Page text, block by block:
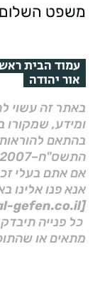
משפט
עמוד הבית
אור יהודה
באתר זה עשוי
ומידע, שמקורו
התשס"ח–2007.
אם אתם בעלי
אנא פנו אלינו
[Manager@gal-gefen.co.il]
כל פנייה
מתאים או